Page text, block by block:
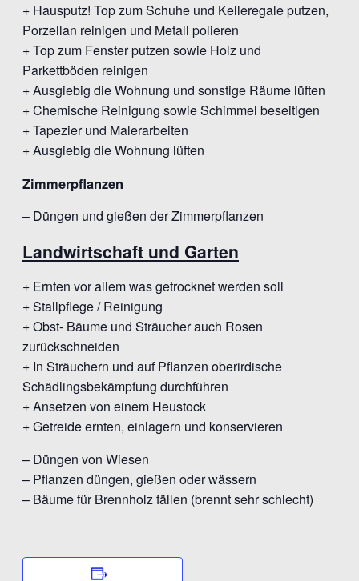
+ Hausputz! Top zum Schuhe und Kelleregale putzen,
Porzellan reinigen und Metall polieren
+ Top zum Fenster putzen sowie Holz und
Parkettböden reinigen
+ Ausgiebig die Wohnung und sonstige Räume lüften
+ Chemische Reinigung sowie Schimmel beseitigen
+ Tapezier und Malerarbeiten
+ Ausgiebig die Wohnung lüften
Zimmerpflanzen
– Düngen und gießen der Zimmerpflanzen
Landwirtschaft und Garten
+ Ernten vor allem was getrocknet werden soll
+ Stallpflege / Reinigung
+ Obst- Bäume und Sträucher auch Rosen
zurückschneiden
+ In Sträuchern und auf Pflanzen oberirdische
Schädlingsbekämpfung durchführen
+ Ansetzen von einem Heustock
+ Getreide ernten, einlagern und konservieren
– Düngen von Wiesen
– Pflanzen düngen, gießen oder wässern
– Bäume für Brennholz fällen (brennt sehr schlecht)